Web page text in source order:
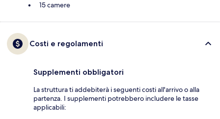
15 camere
Costi e regolamenti
Supplementi obbligatori
La struttura ti addebiterà i seguenti costi all'arrivo o alla
partenza. I supplementi potrebbero includere le tasse
applicabili: